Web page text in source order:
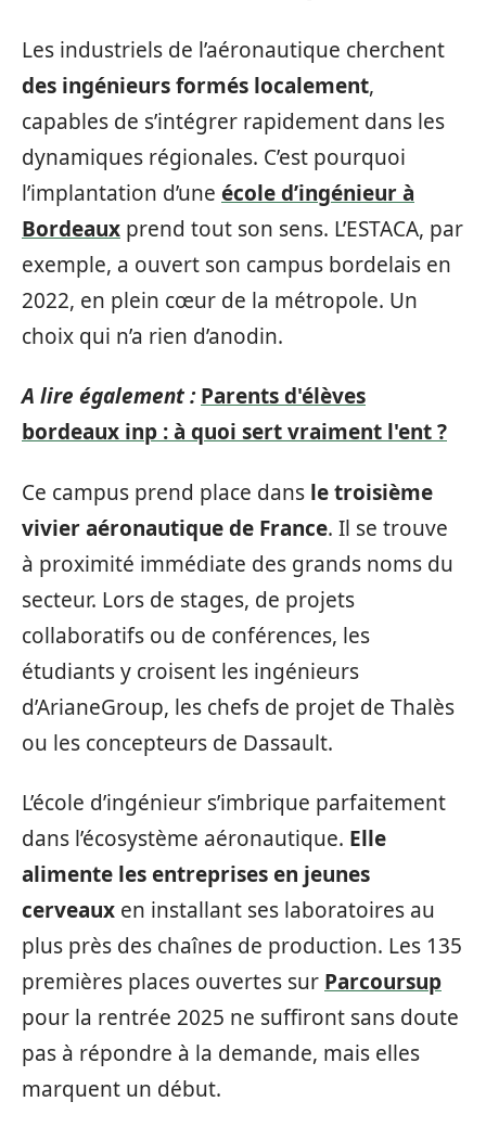
Les industriels de l’aéronautique cherchent
des ingénieurs formés localement,
capables de s’intégrer rapidement dans les
dynamiques régionales. C’est pourquoi
l’implantation d’une école d’ingénieur à
Bordeaux prend tout son sens. L’ESTACA, par
exemple, a ouvert son campus bordelais en
2022, en plein cœur de la métropole. Un
choix qui n’a rien d’anodin.
A lire également : Parents d'élèves
bordeaux inp : à quoi sert vraiment l'ent ?
Ce campus prend place dans le troisième
vivier aéronautique de France. Il se trouve
à proximité immédiate des grands noms du
secteur. Lors de stages, de projets
collaboratifs ou de conférences, les
étudiants y croisent les ingénieurs
d’ArianeGroup, les chefs de projet de Thalès
ou les concepteurs de Dassault.
L’école d’ingénieur s’imbrique parfaitement
dans l’écosystème aéronautique. Elle
alimente les entreprises en jeunes
cerveaux en installant ses laboratoires au
plus près des chaînes de production. Les 135
premières places ouvertes sur Parcoursup
pour la rentrée 2025 ne suffiront sans doute
pas à répondre à la demande, mais elles
marquent un début.